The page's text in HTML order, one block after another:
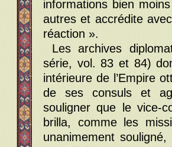
informations bien
autres et accrédite
réaction ».
Les archives
série, vol. 83 et 84)
intérieure de l’Empire
de ses consuls et
souligner que le vice-
brilla, comme les
unanimement